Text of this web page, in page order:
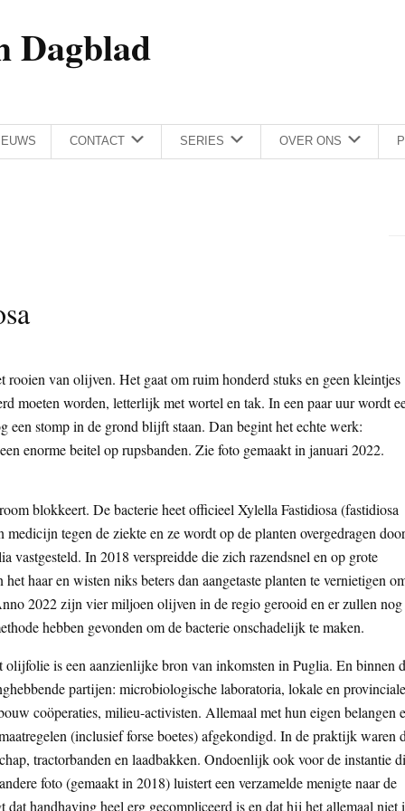
Dagblad
CONTACT SERIES OVER ONS
rooien van olijven. Het gaat om ruim honderd stuks en geen kleintjes
moeten worden, letterlijk met wortel en tak. In een paar uur wordt
een stomp in de grond blijft staan. Dan begint het echte werk:
enorme beitel op rupsbanden. Zie foto gemaakt in januari 2022.
blokkeert. De bacterie heet officieel Xylella Fastidiosa (fastidiosa
medicijn tegen de ziekte en ze wordt op de planten overgedragen door
vastgesteld. In 2018 verspreidde die zich razendsnel en op grote
haar en wisten niks beters dan aangetaste planten te vernietigen
2022 zijn vier miljoen olijven in de regio gerooid en er zullen nog
hebben gevonden om de bacterie onschadelijk te maken.
is een aanzienlijke bron van inkomsten in Puglia. En binnen
partijen: microbiologische laboratoria, lokale en provinciale
coöperaties, milieu-activisten. Allemaal met hun eigen belangen
(inclusief forse boetes) afgekondigd. In de praktijk waren
tractorbanden en laadbakken. Ondoenlijk ook voor de instantie
foto (gemaakt in 2018) luistert een verzamelde menigte naar de
handhaving heel erg gecompliceerd is en dat hij het allemaal niet